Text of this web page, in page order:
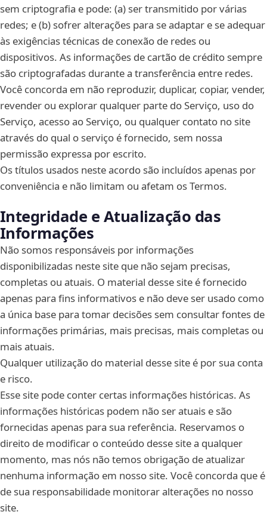
sem criptografia e pode: (a) ser transmitido por várias
redes; e (b) sofrer alterações para se adaptar e se adequar
às exigências técnicas de conexão de redes ou
dispositivos. As informações de cartão de crédito sempre
são criptografadas durante a transferência entre redes.
Você concorda em não reproduzir, duplicar, copiar, vender,
revender ou explorar qualquer parte do Serviço, uso do
Serviço, acesso ao Serviço, ou qualquer contato no site
através do qual o serviço é fornecido, sem nossa
permissão expressa por escrito.
Os títulos usados neste acordo são incluídos apenas por
conveniência e não limitam ou afetam os Termos.
Integridade e Atualização das
Informações
Não somos responsáveis por informações
disponibilizadas neste site que não sejam precisas,
completas ou atuais. O material desse site é fornecido
apenas para fins informativos e não deve ser usado como
a única base para tomar decisões sem consultar fontes de
informações primárias, mais precisas, mais completas ou
mais atuais.
Qualquer utilização do material desse site é por sua conta
e risco.
Esse site pode conter certas informações históricas. As
informações históricas podem não ser atuais e são
fornecidas apenas para sua referência. Reservamos o
direito de modificar o conteúdo desse site a qualquer
momento, mas nós não temos obrigação de atualizar
nenhuma informação em nosso site. Você concorda que é
de sua responsabilidade monitorar alterações no nosso
site.